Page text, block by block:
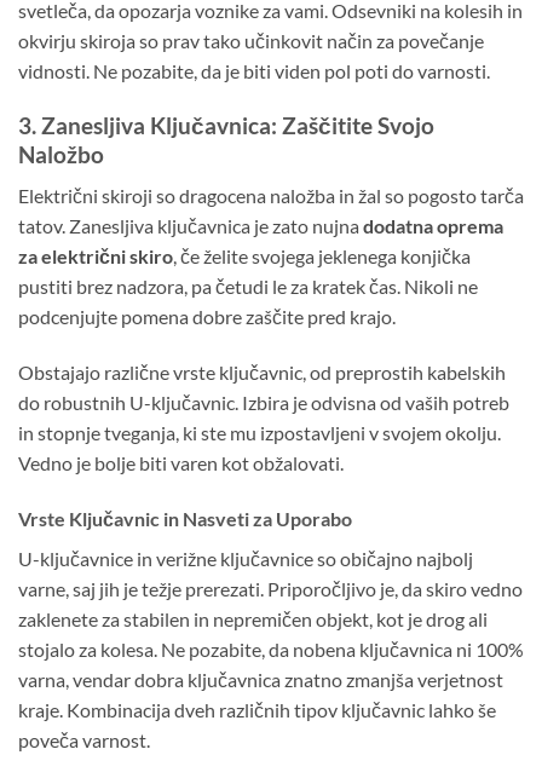
svetleča, da opozarja voznike za vami. Odsevniki na kolesih in
okvirju skiroja so prav tako učinkovit način za povečanje
vidnosti. Ne pozabite, da je biti viden pol poti do varnosti.
3. Zanesljiva Ključavnica: Zaščitite Svojo
Naložbo
Električni skiroji so dragocena naložba in žal so pogosto tarča
tatov. Zanesljiva ključavnica je zato nujna dodatna oprema
za električni skiro, če želite svojega jeklenega konjička
pustiti brez nadzora, pa četudi le za kratek čas. Nikoli ne
podcenjujte pomena dobre zaščite pred krajo.
Obstajajo različne vrste ključavnic, od preprostih kabelskih
do robustnih U-ključavnic. Izbira je odvisna od vaših potreb
in stopnje tveganja, ki ste mu izpostavljeni v svojem okolju.
Vedno je bolje biti varen kot obžalovati.
Vrste Ključavnic in Nasveti za Uporabo
U-ključavnice in verižne ključavnice so običajno najbolj
varne, saj jih je težje prerezati. Priporočljivo je, da skiro vedno
zaklenete za stabilen in nepremičen objekt, kot je drog ali
stojalo za kolesa. Ne pozabite, da nobena ključavnica ni 100%
varna, vendar dobra ključavnica znatno zmanjša verjetnost
kraje. Kombinacija dveh različnih tipov ključavnic lahko še
poveča varnost.